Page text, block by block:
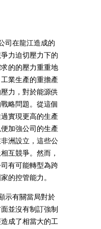
司在龍江造成的
力迫切壓力下的
的的壓力重重地
業生產的重擔產
力，對於能源供
略問題。從這個
實現更高的生產
加強公司的生產
洲設立，這些公
互競爭。然而，
有可能轉型為跨
的控管能力。
示有關當局對於
並沒有制訂強制
成了相當大的工